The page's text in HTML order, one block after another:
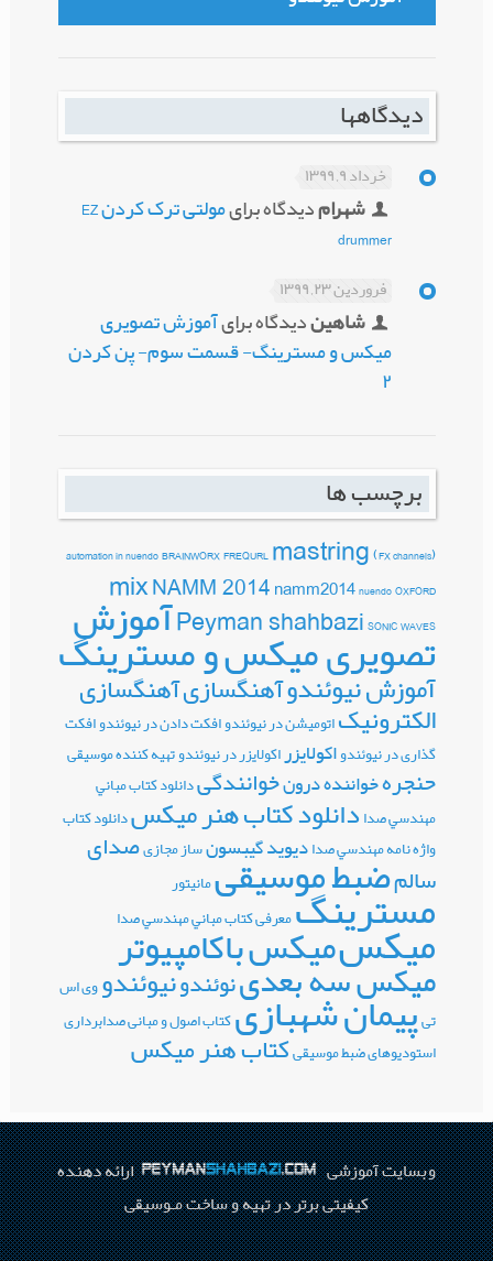
دیدگاهها
خرداد ۹, ۱۳۹۹
شهرامدیدگاه برای
مولتی ترک کردن EZ
drummer
فروردین ۲۳, ۱۳۹۹
شاهیندیدگاه برایآموزش تصویری
میکس و مسترینگ- قسمت سوم- پن کردن
۲
برچسب ها
(FX channels)
automation in nuendoBRAINWORXFREQURL mastring
mixNAMM 2014namm2014nuendoOXFORD
Peyman shahbaziSONICWAVES آموزش
تصویری میکس و مسترینگ
آموزش نیوئندوآهنگسازیآهنگسازی
الکترونیک اتومیشن در نیوئندو افکت دادن در نیوئندو افکت
گذاری در نیوئندو اکولایزراکولایزر در نیوئندو تهیه کننده موسیقی
حنجرهخواننده درونخوانندگیدانلود کتاب مباني
مهندسي صدا دانلود کتاب هنر میکسدانلود کتاب
واژه نامه مهندسي صدا دیوید گیبسونساز مجازیصدای
سالمضبط موسیقیمانیتور مسترینگمعرفی کتاب مباني مهندسي صدا میکسمیکس باکامپیوتر
میکس سه بعدینوئندونیوئندو وی اس
تیپیمان شهبازی کتاب اصول و مبانی صدابرداری
استودیوهای ضبط موسیقیکتاب هنر میکس
وبسایت آموزشی
ارائه دهنده
کیفیتی برتر در تهیه و ساخت مـوسیقی